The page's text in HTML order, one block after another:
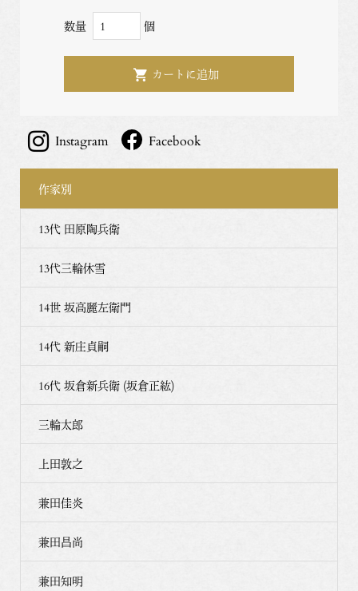
数量 個
Instagram Facebook
作家別
13代 田原陶兵衛
13代三輪休雪
14世 坂高麗左衛門
14代 新庄貞嗣
16代 坂倉新兵衛 (坂倉正紘)
三輪太郎
上田敦之
兼田佳炎
兼田昌尚
兼田知明